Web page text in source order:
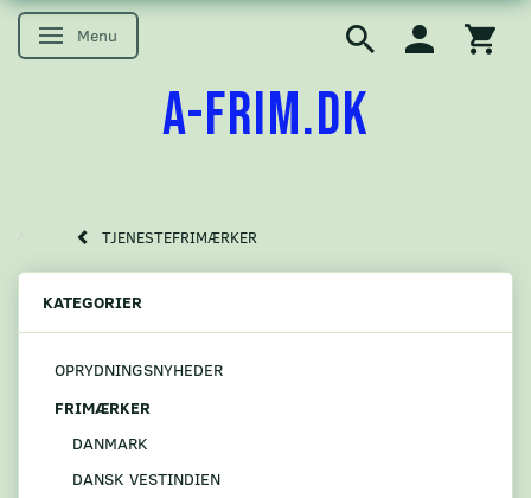
Skifte navigation
Menu
A-FRIM.DK
TJENESTEFRIMÆRKER
KATEGORIER
OPRYDNINGSNYHEDER
FRIMÆRKER
DANMARK
DANSK VESTINDIEN